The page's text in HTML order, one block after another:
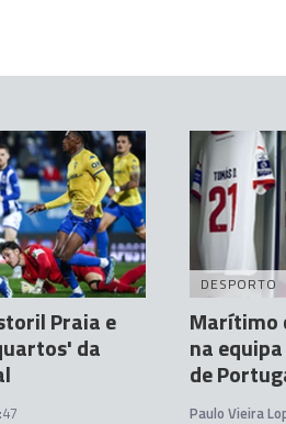
Praia e
da
DESPORTO
Marítimo
na
de
Paulo Vieira